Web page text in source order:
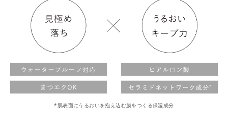
*肌表面にうるおいを抱え込む膜をつくる保湿成分